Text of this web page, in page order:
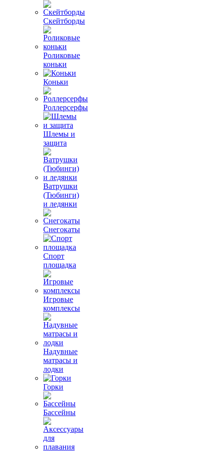
Скейтборды
Роликовые
коньки
Коньки
Роллерсерфы
Шлемы и
защита
Ватрушки
(Тюбинги)
и ледянки
Снегокаты
Спорт
площадка
Игровые
комплексы
Надувные
матрасы и
лодки
Горки
Бассейны